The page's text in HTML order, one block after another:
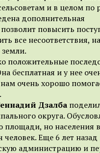
и в целом по
дополнительная
повысить
все несоответствия,
положительные
бесплатная и у нее
очень хорошо
Дзалба
округа.
площади, но населения
человек. Еще 6 лет
администрацию и